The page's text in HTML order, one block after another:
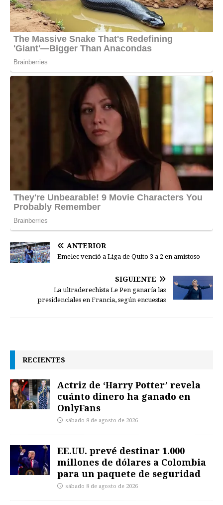
ANTERIOR
Emelec venció a Liga de Quito 3 a 2 en amistoso
SIGUIENTE
La ultraderechista Le Pen ganaría las
presidenciales en Francia, según encuestas
RECIENTES
Actriz de ‘Harry Potter’ revela
cuánto dinero ha ganado en
OnlyFans
sábado 8 de agosto de 2026
EE.UU. prevé destinar 1.000
millones de dólares a Colombia
para un paquete de seguridad
sábado 8 de agosto de 2026